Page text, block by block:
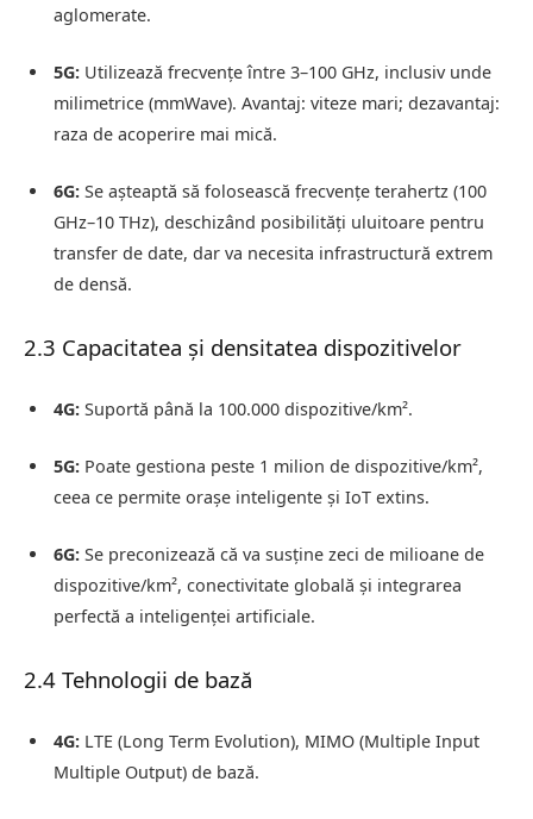
aglomerate.
5G: Utilizează frecvențe între 3–100 GHz, inclusiv unde
milimetrice (mmWave). Avantaj: viteze mari; dezavantaj:
raza de acoperire mai mică.
6G: Se așteaptă să folosească frecvențe terahertz (100
GHz–10 THz), deschizând posibilități uluitoare pentru
transfer de date, dar va necesita infrastructură extrem
de densă.
2.3 Capacitatea și densitatea dispozitivelor
4G: Suportă până la 100.000 dispozitive/km².
5G: Poate gestiona peste 1 milion de dispozitive/km²,
ceea ce permite orașe inteligente și IoT extins.
6G: Se preconizează că va susține zeci de milioane de
dispozitive/km², conectivitate globală și integrarea
perfectă a inteligenței artificiale.
2.4 Tehnologii de bază
4G: LTE (Long Term Evolution), MIMO (Multiple Input
Multiple Output) de bază.